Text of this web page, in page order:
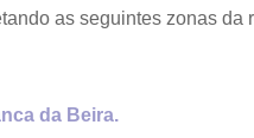
as seguintes zonas da
da Beira.